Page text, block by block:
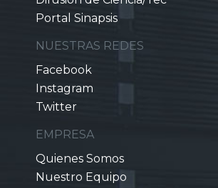
Portal Sinapsis
NUESTRAS REDES
Facebook
Instagram
Twitter
EMPRESA
Quienes Somos
Nuestro Equipo